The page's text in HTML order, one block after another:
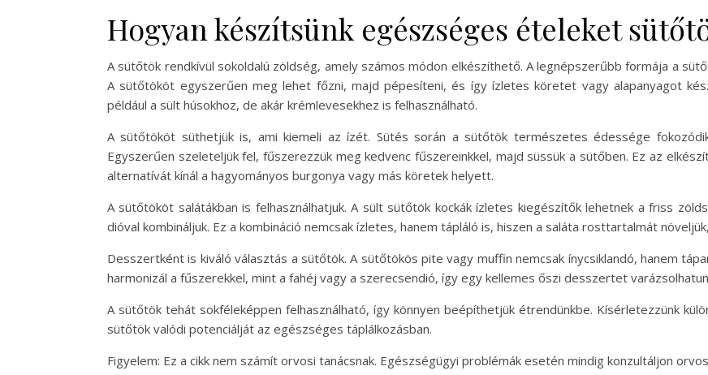
Hogyan készítsünk egészséges ételeket
A sütőtök rendkívül sokoldalú zöldség, amely számos módon elkészíthető. A legnépszerűbb formája a
A sütőtököt egyszerűen meg lehet főzni, majd pépesíteni, és így ízletes köretet vagy alapanyagot
például a sült húsokhoz, de akár krémlevesekhez is felhasználható.
A sütőtököt süthetjük is, ami kiemeli az ízét. Sütés során a sütőtök természetes édessége
Egyszerűen szeleteljük fel, fűszerezzük meg kedvenc fűszereinkkel, majd süssük a sütőben. Ez az
alternatívát kínál a hagyományos burgonya vagy más köretek helyett.
A sütőtököt salátákban is felhasználhatjuk. A sült sütőtök kockák ízletes kiegészítők lehetnek a friss
dióval kombináljuk. Ez a kombináció nemcsak ízletes, hanem tápláló is, hiszen a saláta rosttartalmát
Desszertként is kiváló választás a sütőtök. A sütőtökös pite vagy muffin nemcsak ínycsiklandó, hanem
harmonizál a fűszerekkel, mint a fahéj vagy a szerecsendió, így egy kellemes őszi desszertet
A sütőtök tehát sokféleképpen felhasználható, így könnyen beépíthetjük étrendünkbe. Kísérletezzünk
sütőtök valódi potenciálját az egészséges táplálkozásban.
Figyelem: Ez a cikk nem számít orvosi tanácsnak. Egészségügyi problémák esetén mindig konzultáljon